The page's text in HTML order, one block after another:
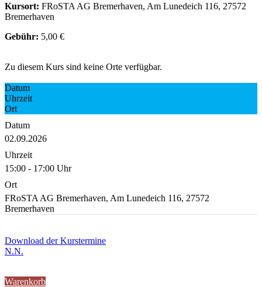
Kursort: FRoSTA AG Bremerhaven, Am Lunedeich 116, 27572
Bremerhaven
Gebühr: 5,00 €
Zu diesem Kurs sind keine Orte verfügbar.
Datum
Uhrzeit
Ort
Datum
02.09.2026
Uhrzeit
15:00 - 17:00 Uhr
Ort
FRoSTA AG Bremerhaven, Am Lunedeich 116, 27572
Bremerhaven
Download der Kurstermine
N.N.
Warenkorb